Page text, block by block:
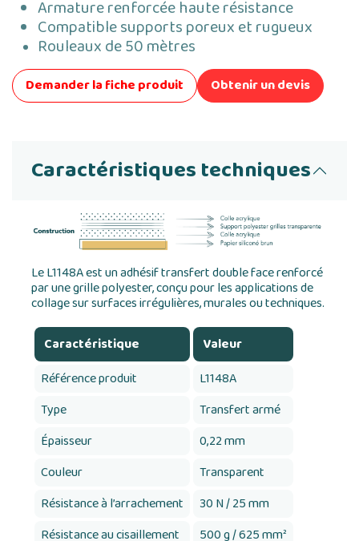
Armature renforcée haute résistance
Compatible supports poreux et rugueux
Rouleaux de 50 mètres
Demander la fiche produit Obtenir un devis
Caractéristiques techniques
Le L1148A est un adhésif transfert double face renforcé
par une grille polyester, conçu pour les applications de
collage sur surfaces irrégulières, murales ou techniques.
Caractéristique
Valeur
Référence produit
L1148A
Type
Transfert armé
Épaisseur
0,22 mm
Couleur
Transparent
Résistance à l’arrachement
30 N / 25 mm
Résistance au cisaillement
500 g / 625 mm²